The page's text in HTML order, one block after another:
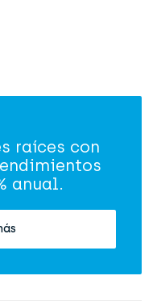
raíces con
anual.